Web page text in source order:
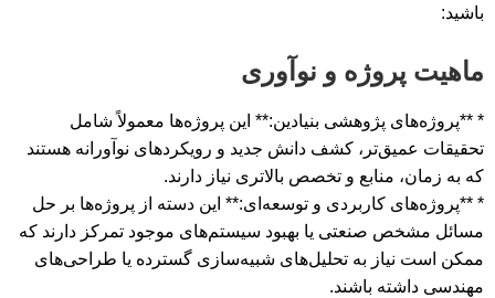
باشید:
ماهیت پروژه و نوآوری
* **پروژه‌های پژوهشی بنیادین:** این پروژه‌ها معمولاً شامل
تحقیقات عمیق‌تر، کشف دانش جدید و رویکردهای نوآورانه هستند
که به زمان، منابع و تخصص بالاتری نیاز دارند.
* **پروژه‌های کاربردی و توسعه‌ای:** این دسته از پروژه‌ها بر حل
مسائل مشخص صنعتی یا بهبود سیستم‌های موجود تمرکز دارند که
ممکن است نیاز به تحلیل‌های شبیه‌سازی گسترده یا طراحی‌های
مهندسی داشته باشند.